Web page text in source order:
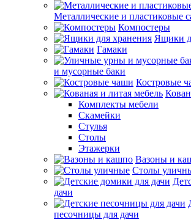
Металлические и пластиковые
Компостеры
Ящики
Гамаки
и мусорные баки
Костровые
Комплекты мебели
Скамейки
Стулья
Столы
Этажерки
Вазоны и
Столы
дачи
песочницы для дачи